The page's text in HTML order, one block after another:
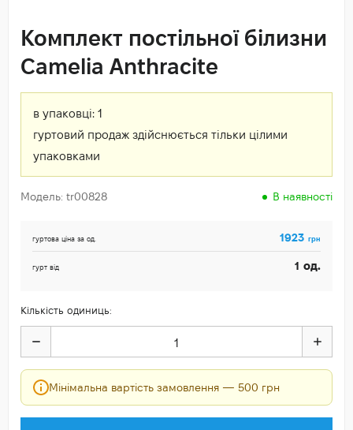
Комплект постільної білизни
Camelia Anthracite
в упаковці: 1
гуртовий продаж здійснюється тільки цілими
упаковками
Модель: tr00828 В наявності
гуртова ціна за од. 1923 грн
гурт від 1 од.
Кількість одиниць:
Мінімальна вартість замовлення — 500 грн